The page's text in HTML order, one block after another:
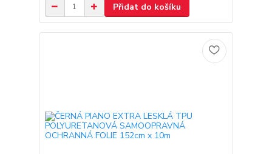
Přidat do košíku